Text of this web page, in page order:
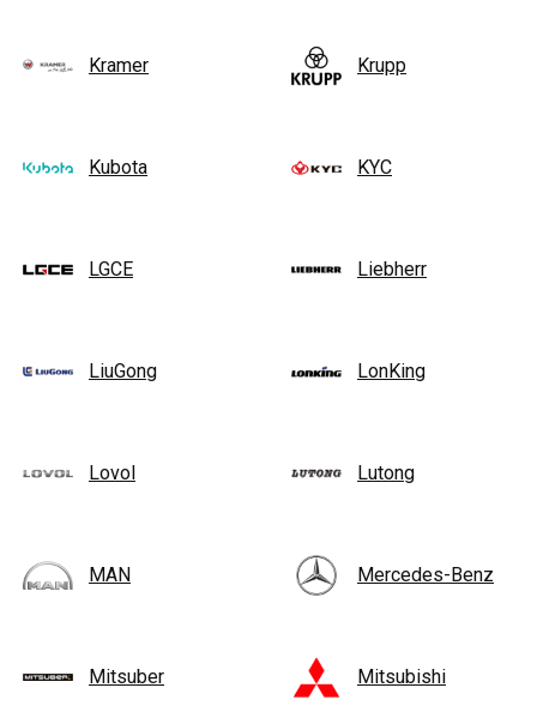
Kramer Krupp
Kubota KYC
LGCE Liebherr
LiuGong LonKing
Lovol Lutong
MAN Mercedes-Benz
Mitsuber Mitsubishi